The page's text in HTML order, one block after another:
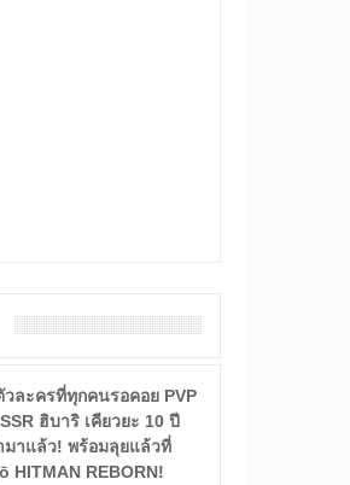
ละครที่ทุกคนรอคอย PVP
ฮิบาริ เคียวยะ 10 ปี
มาแล้ว! พร้อมลุยแล้วที่
HITMAN REBORN!